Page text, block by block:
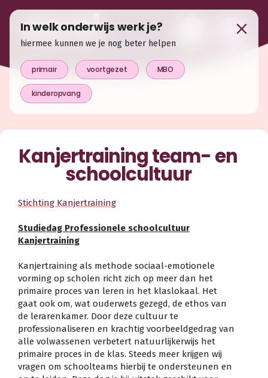
Kanjertraining team- en
schoolcultuur
Stichting Kanjertraining
Studiedag Professionele schoolcultuur
Kanjertraining
Kanjertraining als methode sociaal-emotionele
vorming op scholen richt zich op meer dan het
primaire proces van leren in het klaslokaal. Het
gaat ook om, wat ouderwets gezegd, de ethos van
de lerarenkamer. Door deze cultuur te
professionaliseren en krachtig voorbeeldgedrag van
alle volwassenen verbetert natuurlijkerwijs het
primaire proces in de klas. Steeds meer krijgen wij
vragen om schoolteams hierbij te ondersteunen en
In welk onderwijs werk je?
hiermee kunnen we je nog beter helpen
primair voortgezet MBO
kinderopvang